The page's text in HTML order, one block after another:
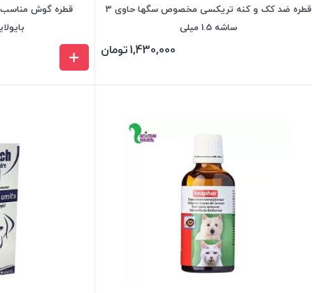
قطره ضد کک و کنه تریکسی مخصوص سگها حاوی 3
ساشه 1.5 میلی
1,430,000تومان
قطره گوش مناسب
بایولاین 50